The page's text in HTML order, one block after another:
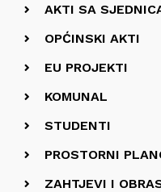
AKTI SA
OPĆINSKI AKTI
EU PROJEKTI
KOMUNAL
STUDENTI
PROSTORNI
ZAHTJEVI I